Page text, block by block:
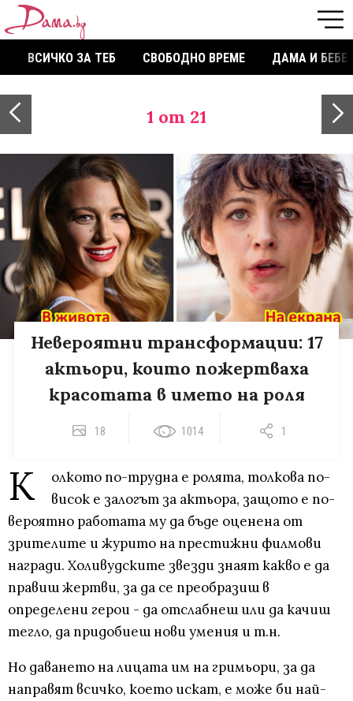
ВСИЧКО ЗА ТЕБ СВОБОДНО ВРЕМЕ ДАМА И БЕБЕ
1 от 21
Невероятни трансформации: 17
актьори, които пожертваха
красотата в името на роля
18 1014 1
К
олкото по-трудна е ролята, толкова по-
висок е залогът за актьора, защото е по-
вероятно работата му да бъде оценена от
зрителите и журито на престижни филмови
награди. Холивудските звезди знаят какво е да
правиш жертви, за да се преобразиш в
определени герои - да отслабнеш или да качиш
тегло, да придобиеш нови умения и т.н.
Но даването на лицата им на гримьори, за да
направят всичко, което искат, е може би най-